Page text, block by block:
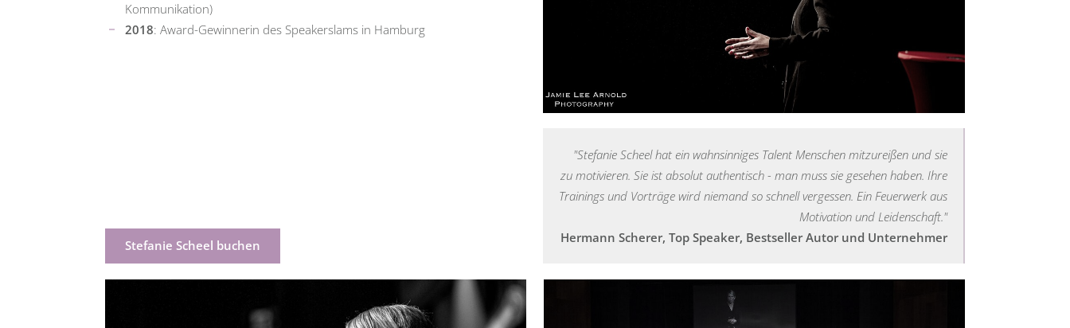
"Stefanie Scheel hat ein wahnsinniges Talent Menschen mitzureißen und sie
zu motivieren. Sie ist absolut authentisch - man muss sie gesehen haben. Ihre
Trainings und Vorträge wird niemand so schnell vergessen. Ein Feuerwerk aus
Motivation und Leidenschaft."
Hermann Scherer, Top Speaker, Bestseller Autor und Unternehmer
Kommunikation)
2018: Award-Gewinnerin des Speakerslams in Hamburg
Stefanie Scheel buchen